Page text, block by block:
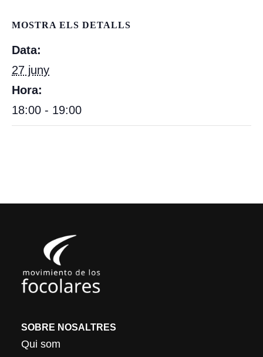
MOSTRA ELS DETALLS
Data:
27 juny
Hora:
18:00 - 19:00
SOBRE NOSALTRES
Qui som